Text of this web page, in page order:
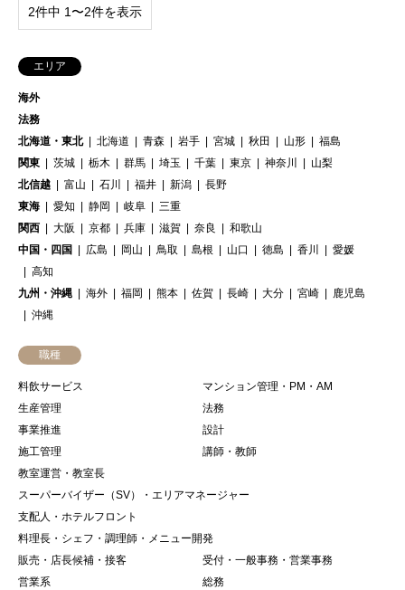
2件中 1〜2件を表示
エリア
海外
法務
北海道・東北
北海道 青森 岩手 宮城 秋田 山形
福島
関東
茨城 栃木 群馬 埼玉 千葉 東京 神奈川
山梨
北信越
富山 石川 福井 新潟
長野
東海
愛知 静岡 岐阜
三重
関西
大阪 京都 兵庫 滋賀 奈良
和歌山
中国・四国
広島 岡山 鳥取 島根 山口 徳島 香川
愛媛
高知
九州・沖縄
海外 福岡 熊本 佐賀 長崎 大分 宮崎
鹿児島
沖縄
職種
料飲サービス
マンション管理・PM・AM
生産管理
法務
事業推進
設計
施工管理
講師・教師
教室運営・教室長
スーパーバイザー（SV）・エリアマネージャー
支配人・ホテルフロント
料理長・シェフ・調理師・メニュー開発
販売・店長候補・接客
受付・一般事務・営業事務
営業系
総務